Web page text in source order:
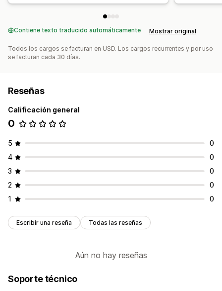
Contiene texto traducido automáticamente Mostrar original
Todos los cargos se facturan en USD. Los cargos recurrentes y por uso
se facturan cada 30 días.
Reseñas
Calificación general
0
5
0
4
0
3
0
2
0
1
0
Escribir una reseña Todas las reseñas
Aún no hay reseñas
Soporte técnico